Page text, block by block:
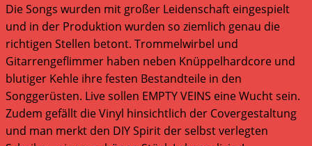
Die Songs wurden mit großer Leidenschaft eingespielt
und in der Produktion wurden so ziemlich genau die
richtigen Stellen betont. Trommelwirbel und
Gitarrengeflimmer haben neben Knüppelhardcore und
blutiger Kehle ihre festen Bestandteile in den
Songgerüsten. Live sollen EMPTY VEINS eine Wucht sein.
Zudem gefällt die Vinyl hinsichtlich der Covergestaltung
und man merkt den DIY Spirit der selbst verlegten